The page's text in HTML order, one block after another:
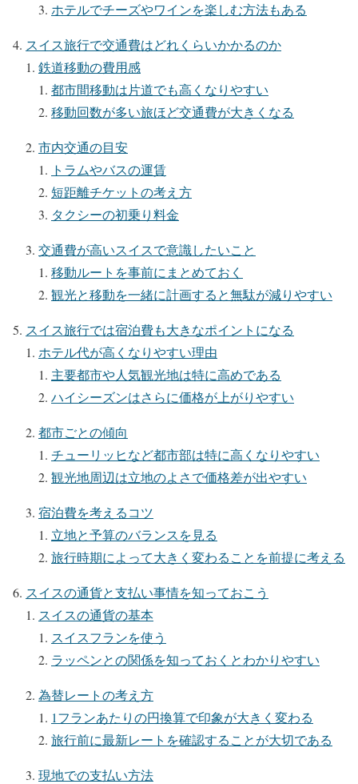
ホテルでチーズやワインを楽しむ方法もある
スイス旅行で交通費はどれくらいかかるのか
鉄道移動の費用感
都市間移動は片道でも高くなりやすい
移動回数が多い旅ほど交通費が大きくなる
市内交通の目安
トラムやバスの運賃
短距離チケットの考え方
タクシーの初乗り料金
交通費が高いスイスで意識したいこと
移動ルートを事前にまとめておく
観光と移動を一緒に計画すると無駄が減りやすい
スイス旅行では宿泊費も大きなポイントになる
ホテル代が高くなりやすい理由
主要都市や人気観光地は特に高めである
ハイシーズンはさらに価格が上がりやすい
都市ごとの傾向
チューリッヒなど都市部は特に高くなりやすい
観光地周辺は立地のよさで価格差が出やすい
宿泊費を考えるコツ
立地と予算のバランスを見る
旅行時期によって大きく変わることを前提に考える
スイスの通貨と支払い事情を知っておこう
スイスの通貨の基本
スイスフランを使う
ラッペンとの関係を知っておくとわかりやすい
為替レートの考え方
1フランあたりの円換算で印象が大きく変わる
旅行前に最新レートを確認することが大切である
現地での支払い方法